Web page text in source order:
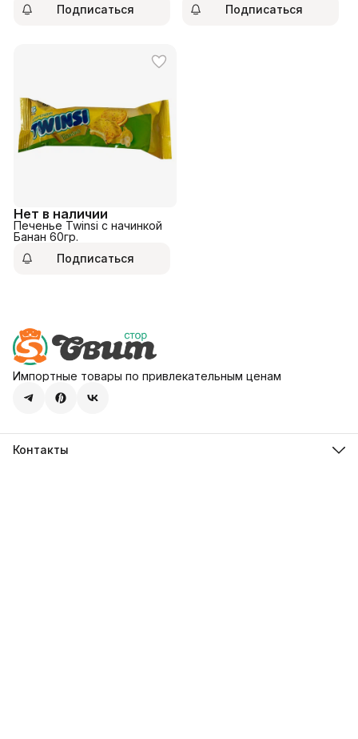
Подписаться
Подписаться
Нет в наличии
Печенье Twinsi с начинкой
Банан 60гр.
Подписаться
Импортные товары по привлекательным ценам
Контакты